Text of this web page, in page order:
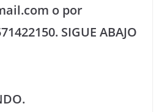
o por
SIGUE ABAJO